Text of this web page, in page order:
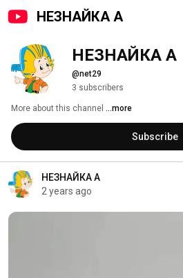
НЕЗНАЙКА А
НЕЗНАЙКА А
@net29
3 subscribers
More about this channel ...more
Subscribe
НЕЗНАЙКА А
2 years ago